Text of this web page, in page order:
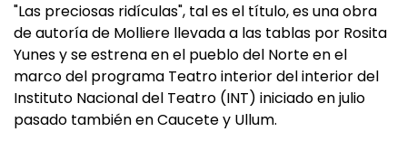
"Las preciosas ridículas", tal es el título, es una obra
de autoría de Molliere llevada a las tablas por Rosita
Yunes y se estrena en el pueblo del Norte en el
marco del programa Teatro interior del interior del
Instituto Nacional del Teatro (INT) iniciado en julio
pasado también en Caucete y Ullum.